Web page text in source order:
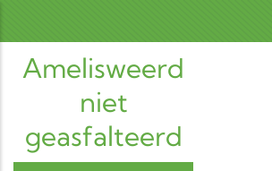
Amelisweerd
niet
geasfalteerd